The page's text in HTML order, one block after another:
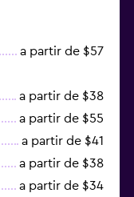
a partir de $57
a partir de $38
a partir de $55
a partir de $41
a partir de $38
a partir de $34